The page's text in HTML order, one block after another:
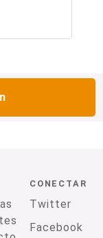
CONECTAR
Twitter
Facebook